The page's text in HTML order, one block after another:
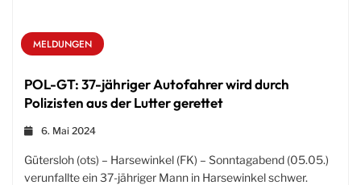
MELDUNGEN
POL-GT: 37-jähriger Autofahrer wird durch
Polizisten aus der Lutter gerettet
6. Mai 2024
Gütersloh (ots) – Harsewinkel (FK) – Sonntagabend (05.05.)
verunfallte ein 37-jähriger Mann in Harsewinkel schwer.